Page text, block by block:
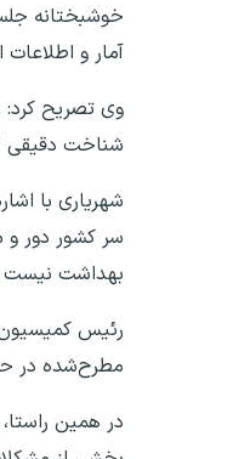
خوشبختانه
آمار و اطلاعات
وی تصریح
شناخت دقیقی
شهریاری با
سر کشور دور و
بهداشت نیست
رئیس کمیسیون
مطرح‌شده در
در همین